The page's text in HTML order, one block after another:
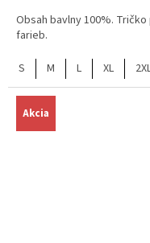
Obsah bavlny 100%.
farieb.
S M L XL
Akcia